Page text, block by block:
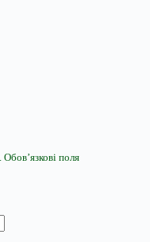
Обов’язкові поля